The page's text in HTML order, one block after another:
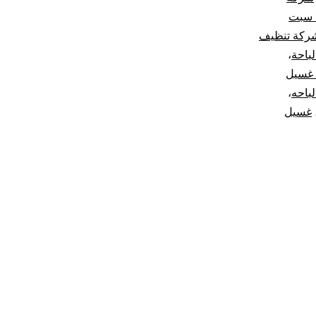
سبت
تنظيف
،
غسيل
،
غسيل